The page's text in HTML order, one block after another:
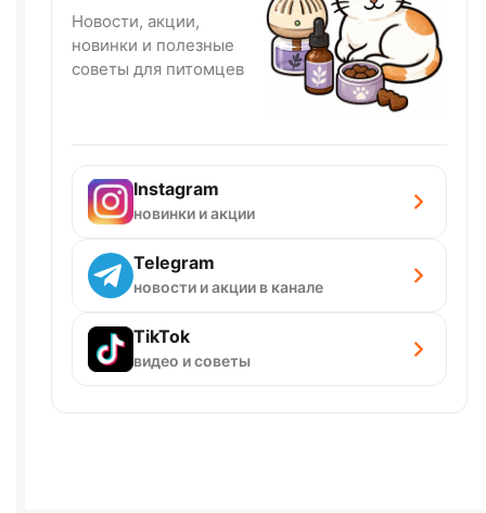
Новости, акции,
новинки и полезные
советы для питомцев
Instagram
новинки и акции
Telegram
новости и акции в канале
TikTok
видео и советы